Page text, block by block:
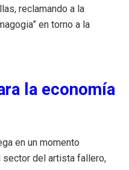
reclamando a la
en torno a la
la economía
en un momento
del artista fallero,